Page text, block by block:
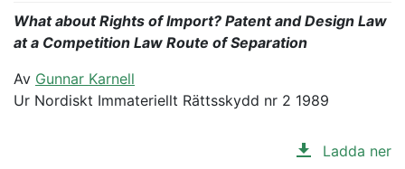
What about Rights of Import? Patent and Design Law
at a Competition Law Route of Separation
Av Gunnar Karnell
Ur Nordiskt Immateriellt Rättsskydd nr 2 1989
Ladda ner